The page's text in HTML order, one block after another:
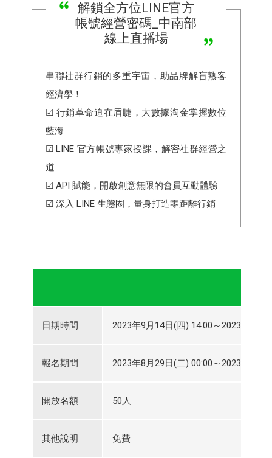
解鎖全方位LINE官方
帳號經營密碼_中南部
線上直播場
串聯社群行銷的多重宇宙，助品牌解盲熟客
經濟學！
☑ 行銷革命迫在眉睫，大數據淘金掌握數位
藍海
☑ LINE 官方帳號專家授課，解密社群經營之
道
☑ API 賦能，開啟創意無限的會員互動體驗
☑ 深入 LINE 生態圈，量身打造零距離行銷
日期時間 2023年9月14日(四) 14:00～2023年9月
報名期間 2023年8月29日(二) 00:00～2023年9月
開放名額 50人
其他說明 免費